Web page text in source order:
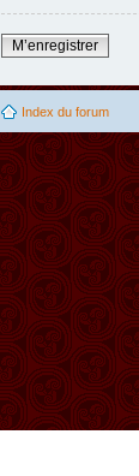
M’enregistrer
Index du forum